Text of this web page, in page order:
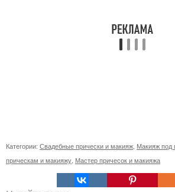
Категории: Свадебные прически и макияж Макияж под
прическам и макияжу Мастер причесок и макияжа